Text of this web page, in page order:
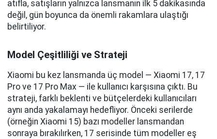
atıfla, satışların yalnızca lansmanın ilk 5 dakikasında
değil, gün boyunca da önemli rakamlara ulaştığı
belirtiliyor.
Model Çeşitliliği ve Strateji
Xiaomi bu kez lansmanda üç model — Xiaomi 17, 17
Pro ve 17 Pro Max — ile kullanıcı karşısına çıktı. Bu
strateji, farklı beklenti ve bütçelerdeki kullanıcıları
aynı anda yakalamayı hedefliyor. Önceki serilerde
(örneğin Xiaomi 15) bazı modeller lansmandan
sonraya bırakılırken, 17 serisinde tüm modeller eş